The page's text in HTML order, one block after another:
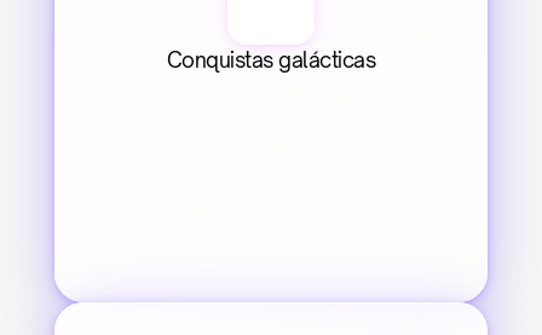
Conquistas galácticas